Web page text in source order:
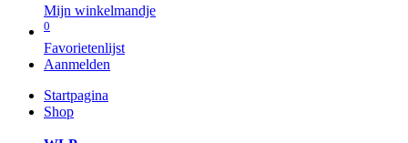
Mijn winkelmandje
0
Favorietenlijst
Aanmelden
Startpagina
Shop